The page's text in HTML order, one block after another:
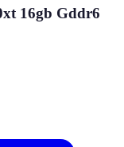
16gb Gddr6